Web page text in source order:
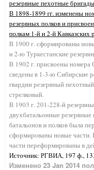
резервные пехотные
В 1898-1899 гг. изменены
резервных полков и
полкам 1-й и 2-й Кавказских
В 1900 г. сформированы
и 2-ю Туркестанские
В 1902 г. присвоены номера
сведены в 1-3-ю Сибирские
гвардии резервный
стрелковый.
В 1903 г. 201-228-й
двухбатальонные
батальонов и полков была
сформированы новые части.
части переформированы в
Источник: РГВИА, 197 ф.,
Изменено 23 Jan 2014